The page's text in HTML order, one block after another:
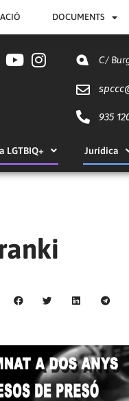
DOCUMENTS
C/
935
LGTBIQ+ Jurídica